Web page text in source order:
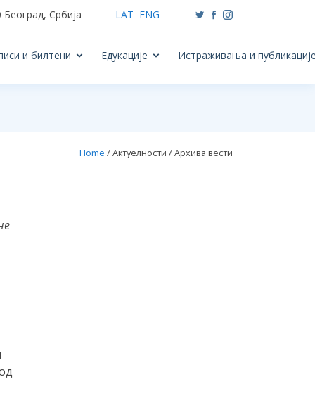
Србија LAT ENG
и билтени Едукације Истраживања и
Home / Актуелности / Архива вести